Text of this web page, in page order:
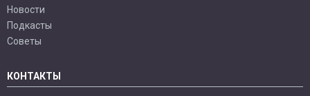
Новости
Подкасты
Советы
КОНТАКТЫ